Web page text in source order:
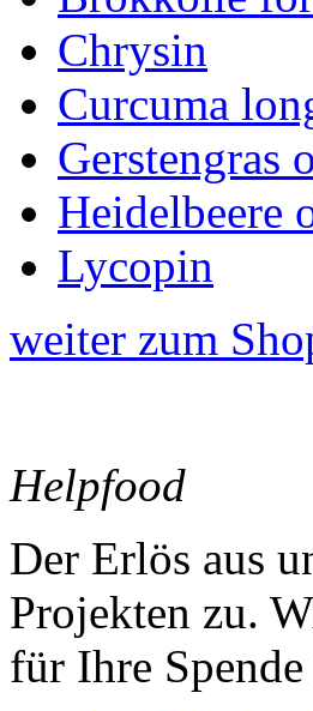
Chrysin
Curcuma
Gerstengras
Heidelbeere
Lycopin
weiter zum
Helpfood
Der Erlös aus
Projekten zu.
für Ihre